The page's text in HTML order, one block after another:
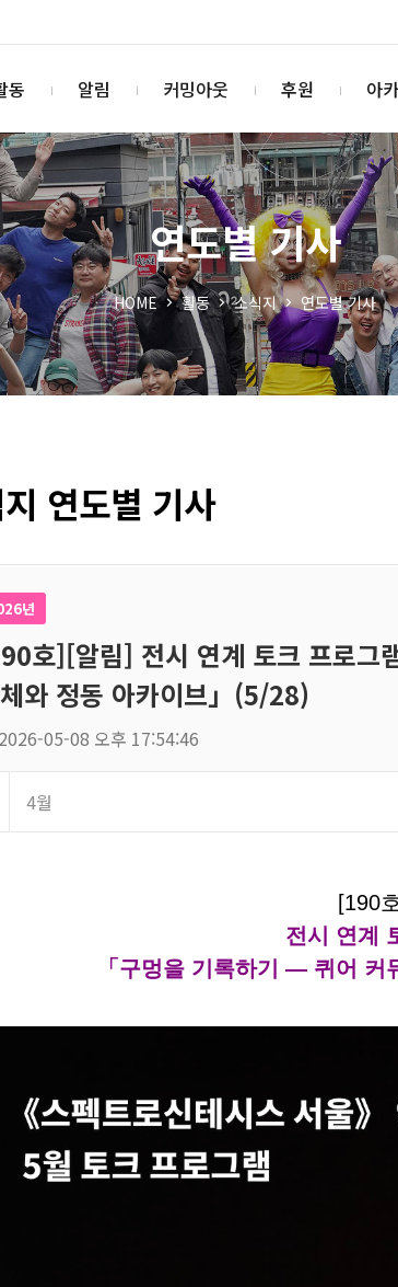
동 알림 커밍아웃 후원 아
연도별 기사
HOME 활동 소식지 연도별 기사
연도별 기사
년
호][알림] 전시 연계 토크 프로그
와 정동 아카이브」(5/28)
2026-05-08 오후 17:54:46
4월
[190
전시 연계
「구멍을 기록하기 — 퀴어 커